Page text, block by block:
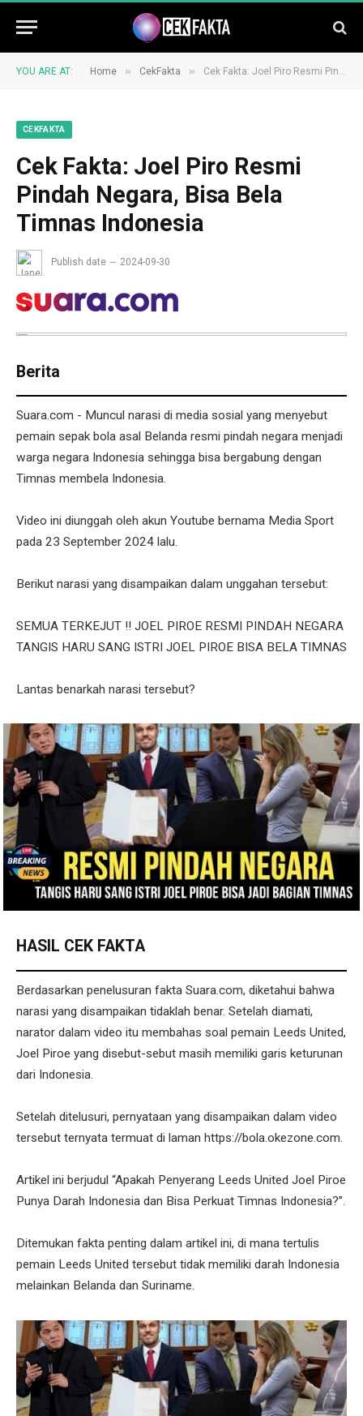
YOU ARE AT: Home » CekFakta » Cek Fakta: Joel Piro Resmi Pindah Negara, Bisa Bela Timnas Indonesia
CEKFAKTA
Cek Fakta: Joel Piro Resmi
Pindah Negara, Bisa Bela
Timnas Indonesia
Publish date 2024-09-30
Berita
Suara.com - Muncul narasi di media sosial yang menyebut
pemain sepak bola asal Belanda resmi pindah negara menjadi
warga negara Indonesia sehingga bisa bergabung dengan
Timnas membela Indonesia.
Video ini diunggah oleh akun Youtube bernama Media Sport
pada 23 September 2024 lalu.
Berikut narasi yang disampaikan dalam unggahan tersebut:
SEMUA TERKEJUT !! JOEL PIROE RESMI PINDAH NEGARA
TANGIS HARU SANG ISTRI JOEL PIROE BISA BELA TIMNAS
Lantas benarkah narasi tersebut?
HASIL CEK FAKTA
Berdasarkan penelusuran fakta Suara.com, diketahui bahwa
narasi yang disampaikan tidaklah benar. Setelah diamati,
narator dalam video itu membahas soal pemain Leeds United,
Joel Piroe yang disebut-sebut masih memiliki garis keturunan
dari Indonesia.
Setelah ditelusuri, pernyataan yang disampaikan dalam video
tersebut ternyata termuat di laman https://bola.okezone.com.
Artikel ini berjudul “Apakah Penyerang Leeds United Joel Piroe
Punya Darah Indonesia dan Bisa Perkuat Timnas Indonesia?”.
Ditemukan fakta penting dalam artikel ini, di mana tertulis
pemain Leeds United tersebut tidak memiliki darah Indonesia
melainkan Belanda dan Suriname.